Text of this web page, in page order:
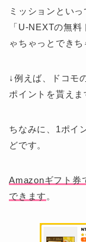
ミッションとい
「U-NEXTの無
ゃちゃっとできち
↓例えば、ドコモ
ポイントを貰えま
ちなみに、1ポイ
どです。
Amazonギフト券
できます 。